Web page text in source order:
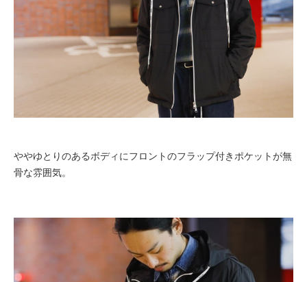
ややゆとりのあるボディにフロントのフラップ付きポケットが無
骨な雰囲気。